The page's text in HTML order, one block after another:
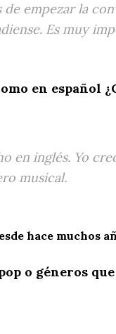
empezar la
Es muy
en español
en inglés. Yo
musical.
hace muchos
o géneros